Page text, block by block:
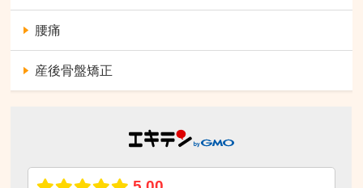
腰痛
産後骨盤矯正